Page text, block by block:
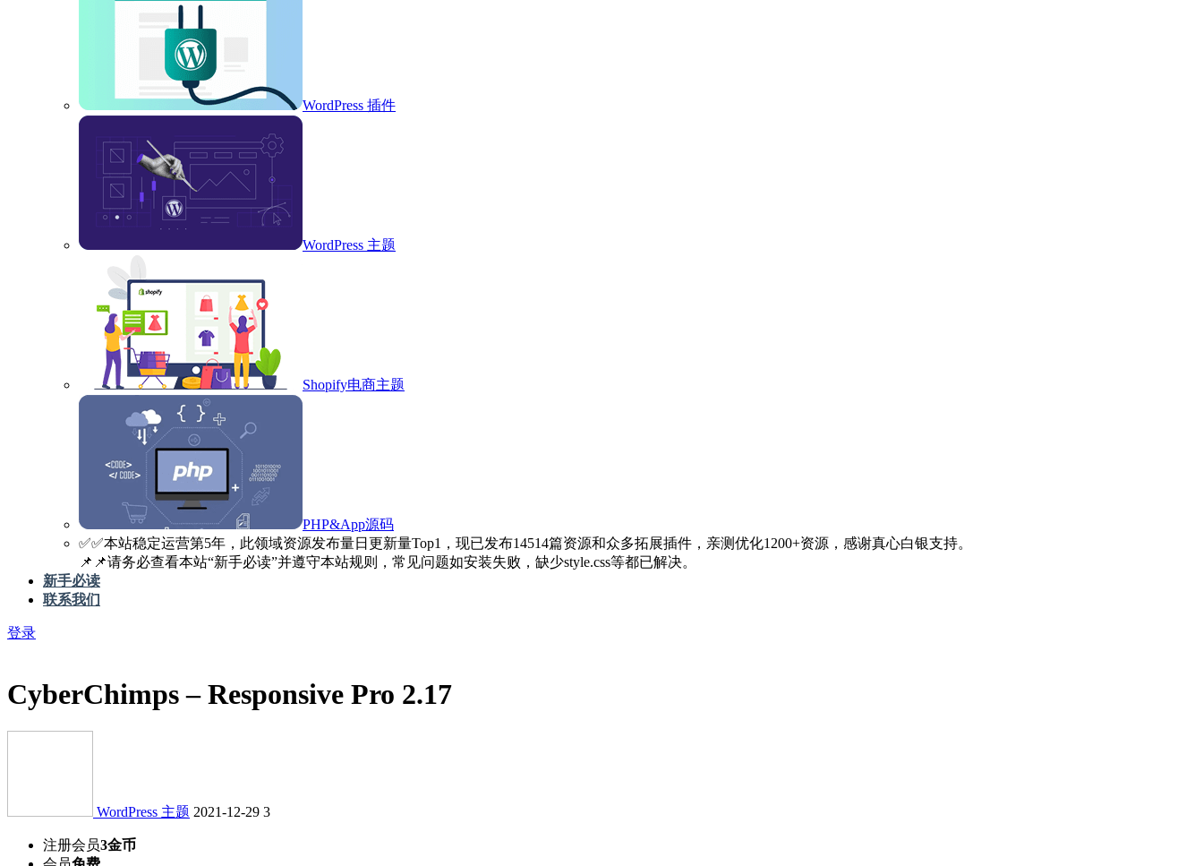
WordPress 插件
WordPress 主题
Shopify电商主题
PHP&App源码
✅️✅️本站稳定运营第5年，此领域资源发布量日更新量Top1，现已发布14514篇资源和众多拓展插件，亲测优化1200+资源，感谢真心白银支持。
📌📌请务必查看本站“新手必读”并遵守本站规则，常见问题如安装失败，缺少style.css等都已解决。
新手必读
联系我们
登录
CyberChimps – Responsive Pro 2.17
WordPress 主题 2021-12-29 3
注册会员3金币